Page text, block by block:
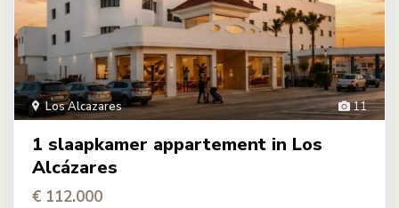
11
Los Alcazares
1 slaapkamer appartement in Los
Alcázares
€ 112.000